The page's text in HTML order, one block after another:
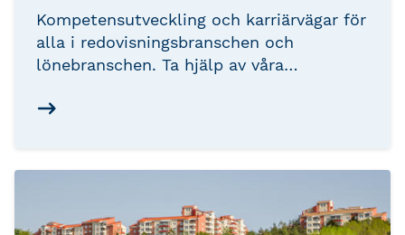
Kompetensutveckling och karriärvägar för
alla i redovisningsbranschen och
lönebranschen. Ta hjälp av våra
studieväg för dig.